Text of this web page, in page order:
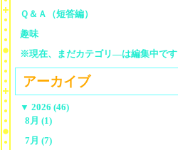
Ｑ＆Ａ（短答編）
趣味
※現在、まだカテゴリ—は編集中です
アーカイブ
▼ 2026 (46)
8月 (1)
7月 (7)